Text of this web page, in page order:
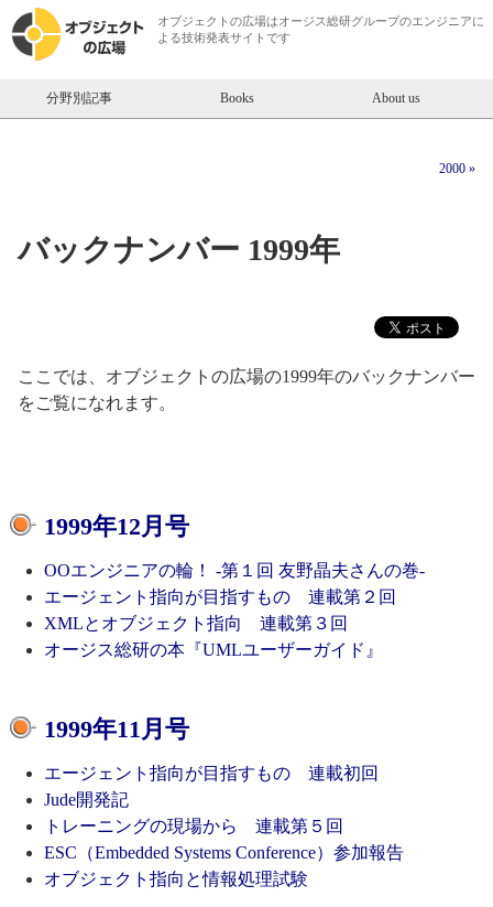
オブジェクトの広場はオージス総研グループのエンジニアに
よる技術発表サイトです
分野別記事 Books About us
2000 »
バックナンバー 1999年
ここでは、オブジェクトの広場の1999年のバックナンバー
をご覧になれます。
1999年12月号
OOエンジニアの輪！ -第１回 友野晶夫さんの巻-
エージェント指向が目指すもの 連載第２回
XMLとオブジェクト指向 連載第３回
オージス総研の本『UMLユーザーガイド』
1999年11月号
エージェント指向が目指すもの 連載初回
Jude開発記
トレーニングの現場から 連載第５回
ESC（Embedded Systems Conference）参加報告
オブジェクト指向と情報処理試験